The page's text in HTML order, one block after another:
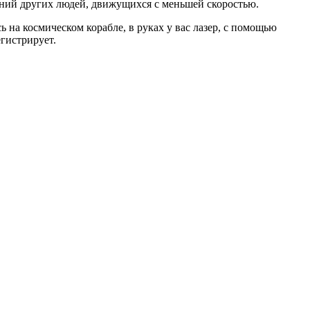
других людей, движущихся с меньшей скоростью.
космическом корабле, в руках у вас лазер, с помощью